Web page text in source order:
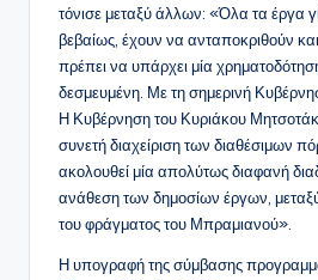
τόνισε μεταξύ άλλων: «Όλα τα έργα
βεβαίως, έχουν να ανταποκριθούν
πρέπει να υπάρχει μία
δεσμευμένη. Με τη σημερινή
Η Κυβέρνηση του Κυριάκου
συνετή διαχείριση των διαθέσιμων
ακολουθεί μία απολύτως διαφανή
ανάθεση των δημοσίων έργων,
του φράγματος του Μπραμιανού».
Η υπογραφή της σύμβασης